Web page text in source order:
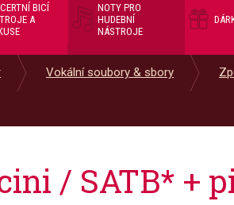
BICÍ
A
NOTY PRO
HUDEBNÍ
NÁSTROJE
Vokální soubory & sbory
/ SATB* +